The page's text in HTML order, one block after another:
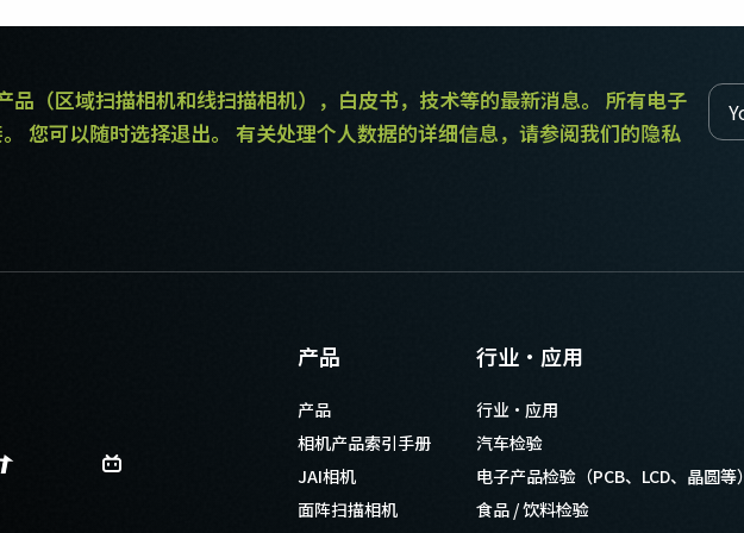
品（区域扫描相机和线扫描相机），白皮书，技术等的最新消息。 所有电子
您可以随时选择退出。 有关处理个人数据的详细信息，请参阅我们的隐私
产品
产品
相机产品索引手册
JAI相机
面阵扫描相机
行业·应用
行业·应用
汽车检验
电子产品检验（PCB、LCD、晶圆等）
食品 / 饮料检验